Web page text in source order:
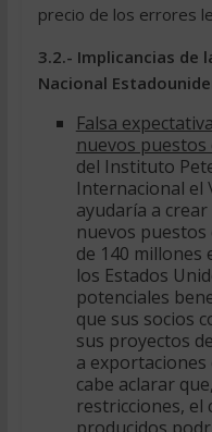
precio de los errores
3.2.- Implicancias de
Nacional
Falsa
nuevos
del Instituto
Internacional el
ayudaría a
nuevos
de 140 millones
los Estados
potenciales
que sus socios
sus proyectos
a exportaciones
cabe aclarar
restricciones, el